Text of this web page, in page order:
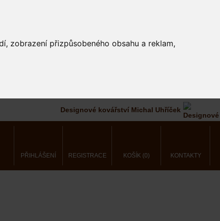
zobrazení přizpůsobeného obsahu a reklam,
Designové kovářství Michal Uhříček
PŘIHLÁŠENÍ REGISTRACE KOŠÍK (0) KONTAKTY